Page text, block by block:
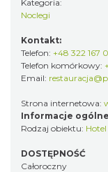
Kategoria:
Noclegi
Kontakt:
Telefon: +48 322 167
Telefon komórkowy:
Email:
Strona internetowa:
Informacje
Rodzaj obiektu: Hotel
DOSTĘPNOŚĆ
Całoroczny